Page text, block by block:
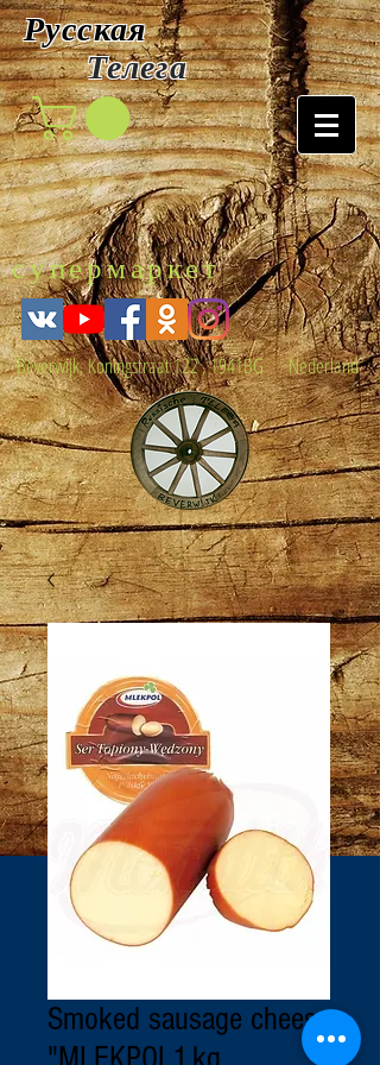
Русская
Телега
супермаркет
Beverwijk, Koningstraat 122 , 1941BG Nederland
Smoked sausage cheese